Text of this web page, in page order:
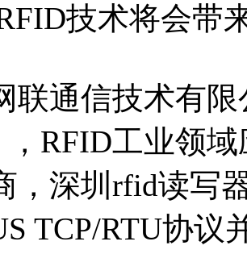
技术将会带
联通信技术有
，RFID工业领
，深圳rfid读写
TCP/RTU协